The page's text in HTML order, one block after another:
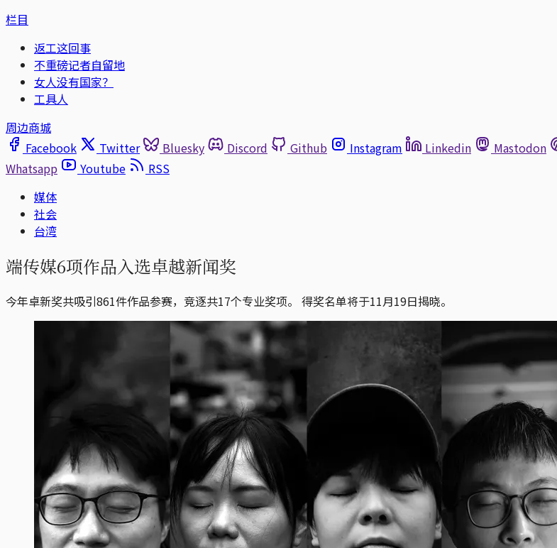
栏目
返工这回事
不重磅记者自留地
女人没有国家？
工具人
周边商城
Facebook
Twitter Bluesky Discord Github Instagram Linkedin Mastodon
Whatsapp
Youtube
RSS
媒体
社会
台湾
端传媒6项作品入选卓越新闻奖
今年卓新奖共吸引861件作品参赛，竞逐共17个专业奖项。 得奖名单将于11月19日揭晓。